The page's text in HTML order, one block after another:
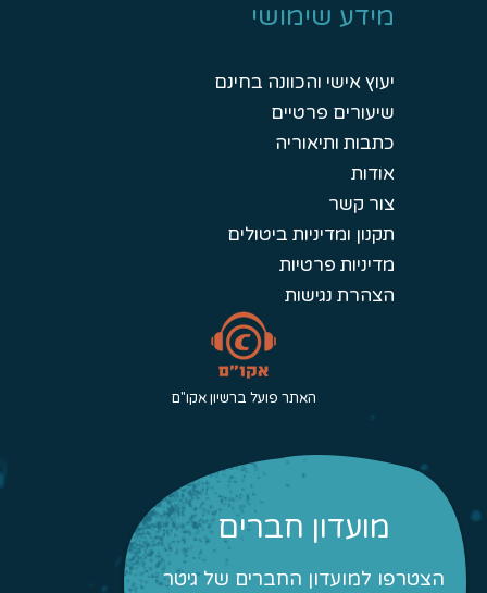
מידע שימושי
יעוץ אישי והכוונה בחינם
שיעורים פרטיים
כתבות ותיאוריה
אודות
צור קשר
תקנון ומדיניות ביטולים
מדיניות פרטיות
הצהרת נגישות
האתר פועל ברשיון אקו"ם
מועדון חברים
הצטרפו למועדון החברים של גיטר